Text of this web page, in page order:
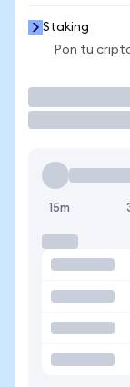
Staking
Pon tu
15m